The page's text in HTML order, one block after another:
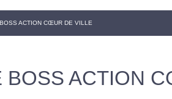
ACTION CŒUR DE VILLE
BOSS ACTION